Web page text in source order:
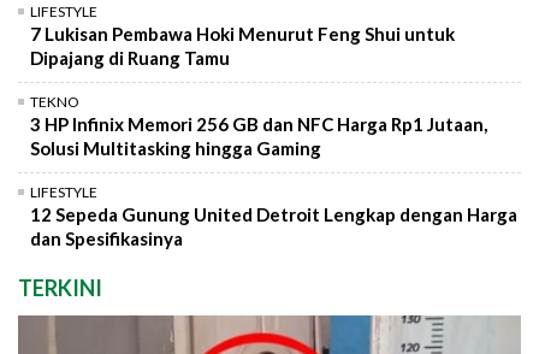
LIFESTYLE
7 Lukisan Pembawa Hoki Menurut Feng Shui untuk
Dipajang di Ruang Tamu
TEKNO
3 HP Infinix Memori 256 GB dan NFC Harga Rp1 Jutaan,
Solusi Multitasking hingga Gaming
LIFESTYLE
12 Sepeda Gunung United Detroit Lengkap dengan Harga
dan Spesifikasinya
TERKINI